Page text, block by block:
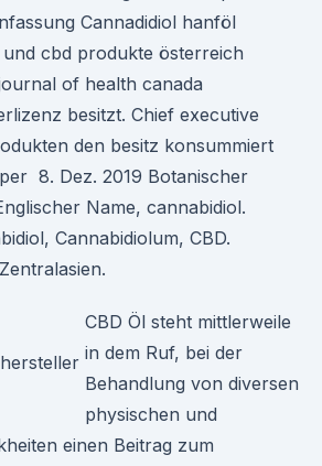
Cannadidiol hanföl
cbd produkte österreich
of health canada
besitzt. Chief executive
den besitz konsummiert
8. Dez. 2019 Botanischer
Name, cannabidiol.
Cannabidiolum, CBD.
CBD Öl steht mittlerweile
in dem Ruf, bei der
Behandlung von diversen
physischen und
einen Beitrag zum